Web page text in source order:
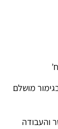
מושלם
והעבודה